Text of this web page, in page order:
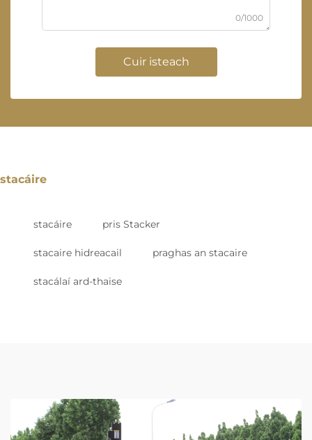
0/1000
Cuir isteach
stacáire
stacáire pris Stacker
stacaire hidreacail praghas an stacaire
stacálaí ard-thaise